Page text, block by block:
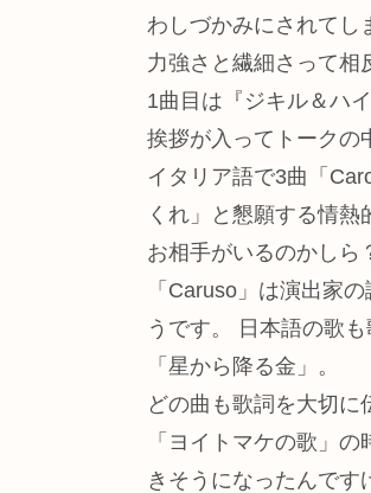
わしづかみにされてし
力強さと繊細さって相
1曲目は『ジキル＆ハ
挨拶が入ってトークの
イタリア語で3曲「
くれ」と懇願する情
お相手がいるのかしら
「Caruso」は演出家
うです。 日本語の歌
「星から降る金」。
どの曲も歌詞を大切に
「ヨイトマケの歌」
きそうになったんで